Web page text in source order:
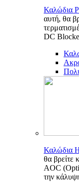
Καλώδια
αυτή, θα
DC
Καλώδια
θα βρείτε
AOC
την